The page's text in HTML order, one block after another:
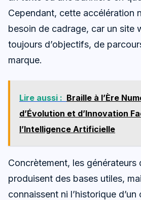
Cependant, cette accélération
besoin de cadrage, car un site
toujours d’objectifs, de
marque.
Lire aussi : Braille à l’Ère
d’Évolution et d’Innovation
l’Intelligence Artificielle
Concrètement, les générateurs
produisent des bases utiles,
connaissent ni l’historique d’un